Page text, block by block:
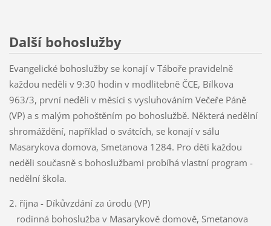
Další bohoslužby
Evangelické bohoslužby se konají v Táboře pravidelně
každou neděli v 9:30 hodin v modlitebně ČCE, Bílkova
963/3, první neděli v měsíci s vysluhováním Večeře Páně
(VP) a s malým pohoštěním po bohoslužbě. Některá nedělní
shromáždění, například o svátcích, se konají v sálu
Masarykova domova, Smetanova 1284. Pro děti každou
neděli současně s bohoslužbami probíhá vlastní program -
nedělní škola.
2. října - Díkůvzdání za úrodu (VP)
rodinná bohoslužba v Masarykově domově, Smetanova